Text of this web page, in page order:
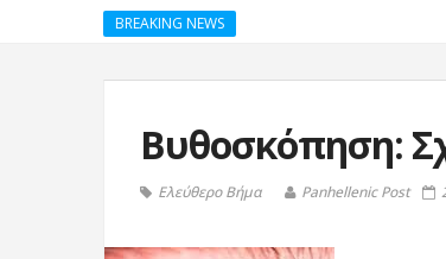
BREAKING NEWS
Βυθοσκόπηση:
Ελεύθερο Βήμα Panhellenic Post